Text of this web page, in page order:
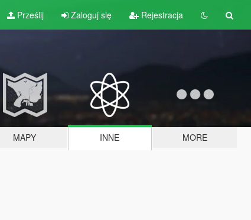
Prześlij Zaloguj się Rejestracja
MAPY INNE MORE